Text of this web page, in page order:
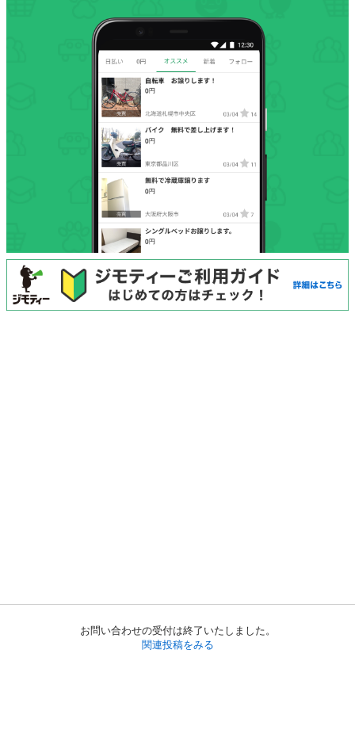
お問い合わせの受付は終了いたしました。
関連投稿をみる